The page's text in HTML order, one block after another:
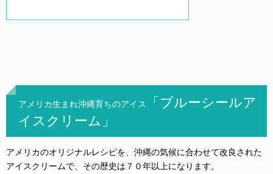
アメリカ生まれ沖縄育ちのアイス
「ブルーシールア
イスクリーム」
アメリカのオリジナルレシピを、沖縄の気候に合わせて改良された
アイスクリームで、その歴史は７０年以上になります。